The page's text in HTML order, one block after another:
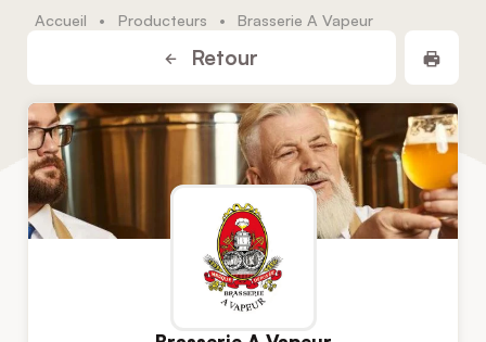
Accueil • Producteurs • Brasserie A Vapeur
Retour